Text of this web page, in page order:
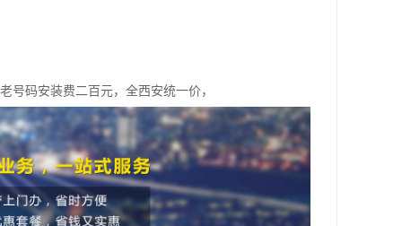
号码安装费二百元，全西安统一价，